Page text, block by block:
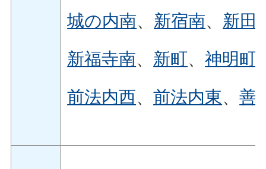
城の内南、 新宿南、 新田
新福寺南、 新町、神明町
前法内西、前法内東、善